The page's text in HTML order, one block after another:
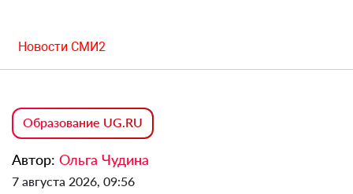
Новости СМИ2
Образование UG.RU
Автор: Ольга Чудина
7 августа 2026, 09:56